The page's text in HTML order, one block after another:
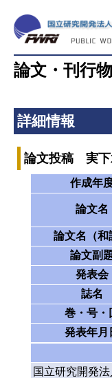
論文・刊行
詳細情報
論文投稿 実下
作成年
論文名
論文名（和
論文副
発表会
誌名
巻・号・
発表年月
国立研究開発